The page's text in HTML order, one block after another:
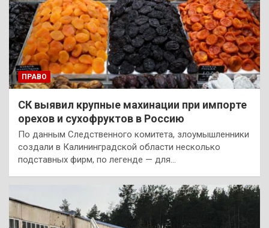
ПРАВО
СК выявил крупные махинации при импорте
орехов и сухофруктов в Россию
По данным Следственного комитета, злоумышленники
создали в Калининградской области несколько
подставных фирм, по легенде — для…